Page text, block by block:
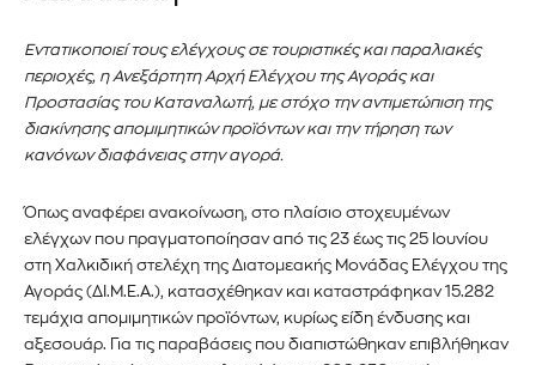
Εντατικοποιεί τους ελέγχους σε τουριστικές και παραλιακές
περιοχές, η Ανεξάρτητη Αρχή Ελέγχου της Αγοράς και
Προστασίας του Καταναλωτή, με στόχο την αντιμετώπιση της
διακίνησης απομιμητικών προϊόντων και την τήρηση των
κανόνων διαφάνειας στην αγορά.
Όπως αναφέρει ανακοίνωση, στο πλαίσιο στοχευμένων
ελέγχων που πραγματοποίησαν από τις 23 έως τις 25 Ιουνίου
στη Χαλκιδική στελέχη της Διατομεακής Μονάδας Ελέγχου της
Αγοράς (ΔΙ.Μ.Ε.Α.), κατασχέθηκαν και καταστράφηκαν 15.282
τεμάχια απομιμητικών προϊόντων, κυρίως είδη ένδυσης και
αξεσουάρ. Για τις παραβάσεις που διαπιστώθηκαν επιβλήθηκαν